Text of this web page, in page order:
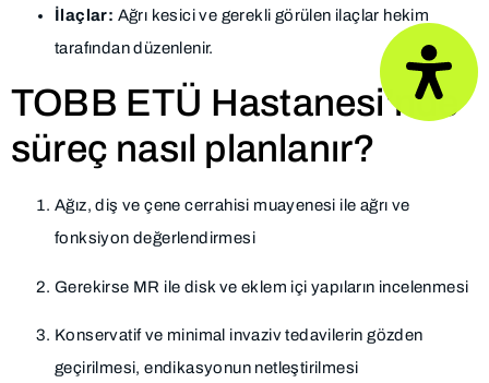
İlaçlar: Ağrı kesici ve gerekli görülen ilaçlar hekim
tarafından düzenlenir.
TOBB ETÜ Hastanesi’nde
süreç nasıl planlanır?
Ağız, diş ve çene cerrahisi muayenesi ile ağrı ve
fonksiyon değerlendirmesi
Gerekirse MR ile disk ve eklem içi yapıların incelenmesi
Konservatif ve minimal invaziv tedavilerin gözden
geçirilmesi, endikasyonun netleştirilmesi